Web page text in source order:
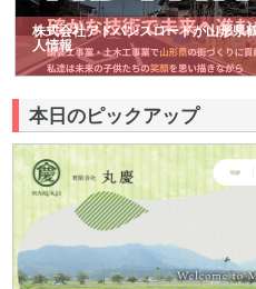
株式会社アドバンスロードが山形県
人情報
本日のピックアップ